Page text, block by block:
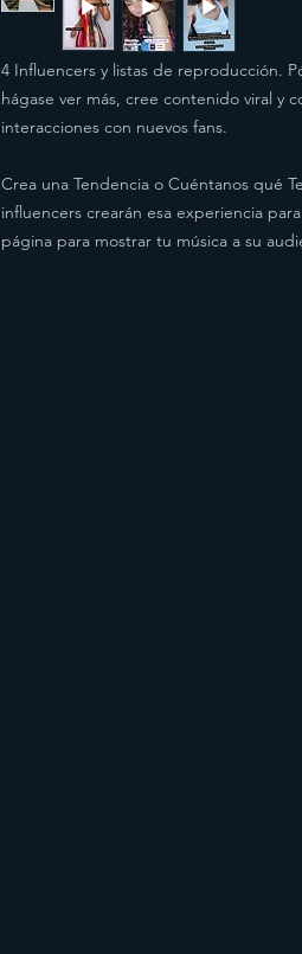
4 Influencers y listas de reproducción.
hágase ver más, cree contenido viral y
interacciones con nuevos fans.
Crea una Tendencia o Cuéntanos qué
influencers crearán esa experiencia
página para mostrar tu música a su